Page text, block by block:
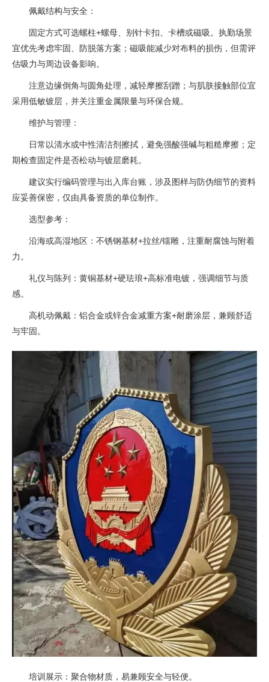
佩戴结构与安全：
固定方式可选螺柱+螺母、别针卡扣、卡槽或磁吸。执勤场景
宜优先考虑牢固、防脱落方案；磁吸能减少对布料的损伤，但需评
估吸力与周边设备影响。
注意边缘倒角与圆角处理，减轻摩擦刮蹭；与肌肤接触部位宜
采用低敏镀层，并关注重金属限量与环保合规。
维护与管理：
日常以清水或中性清洁剂擦拭，避免强酸强碱与粗糙摩擦；定
期检查固定件是否松动与镀层磨耗。
建议实行编码管理与出入库台账，涉及图样与防伪细节的资料
应妥善保密，仅由具备资质的单位制作。
选型参考：
沿海或高湿地区：不锈钢基材+拉丝/镭雕，注重耐腐蚀与附着
力。
礼仪与陈列：黄铜基材+硬珐琅+高标准电镀，强调细节与质
感。
高机动佩戴：铝合金或锌合金减重方案+耐磨涂层，兼顾舒适
与牢固。
培训展示：聚合物材质，易兼顾安全与轻便。